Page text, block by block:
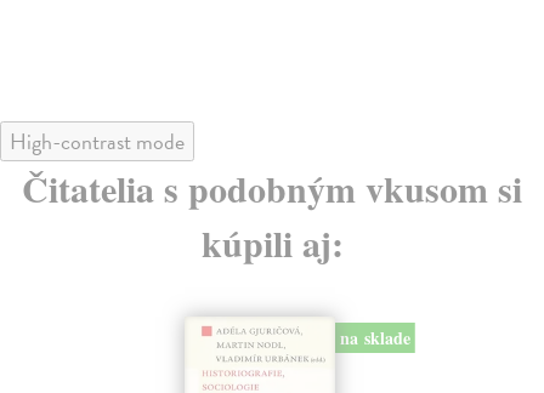
High-contrast mode
Čitatelia s podobným vkusom si
kúpili aj:
na sklade